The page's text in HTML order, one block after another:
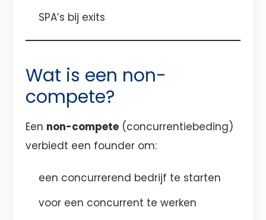
SPA’s bij exits
Wat is een non-
compete?
Een non-compete (concurrentiebeding)
verbiedt een founder om:
een concurrerend bedrijf te starten
voor een concurrent te werken